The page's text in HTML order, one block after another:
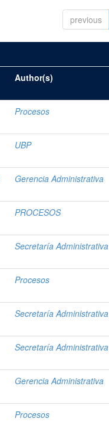
previous
Author(s)
Procesos
UBP
Gerencia Administrativa
PROCESOS
Secretaría Administrativa
Procesos
Secretaría Administrativa
Secretaría Administrativa
Gerencia Administrativa
Procesos